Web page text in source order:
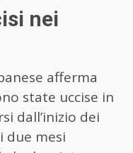
nei
afferma
state uccise in
dall’inizio dei
due mesi